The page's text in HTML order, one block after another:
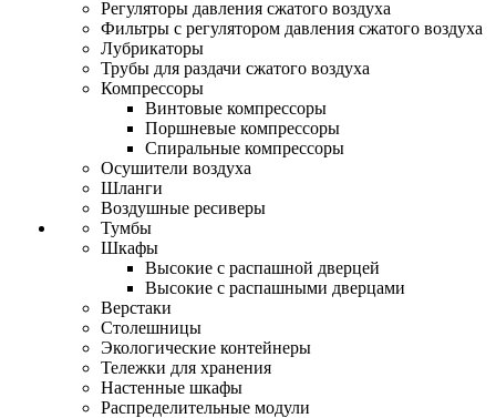
Регуляторы давления сжатого воздуха
Фильтры с регулятором давления сжатого воздуха
Лубрикаторы
Трубы для раздачи сжатого воздуха
Компрессоры
Винтовые компрессоры
Поршневые компрессоры
Спиральные компрессоры
Осушители воздуха
Шланги
Воздушные ресиверы
Тумбы
Шкафы
Высокие с распашной дверцей
Высокие с распашными дверцами
Верстаки
Столешницы
Экологические контейнеры
Тележки для хранения
Настенные шкафы
Распределительные модули